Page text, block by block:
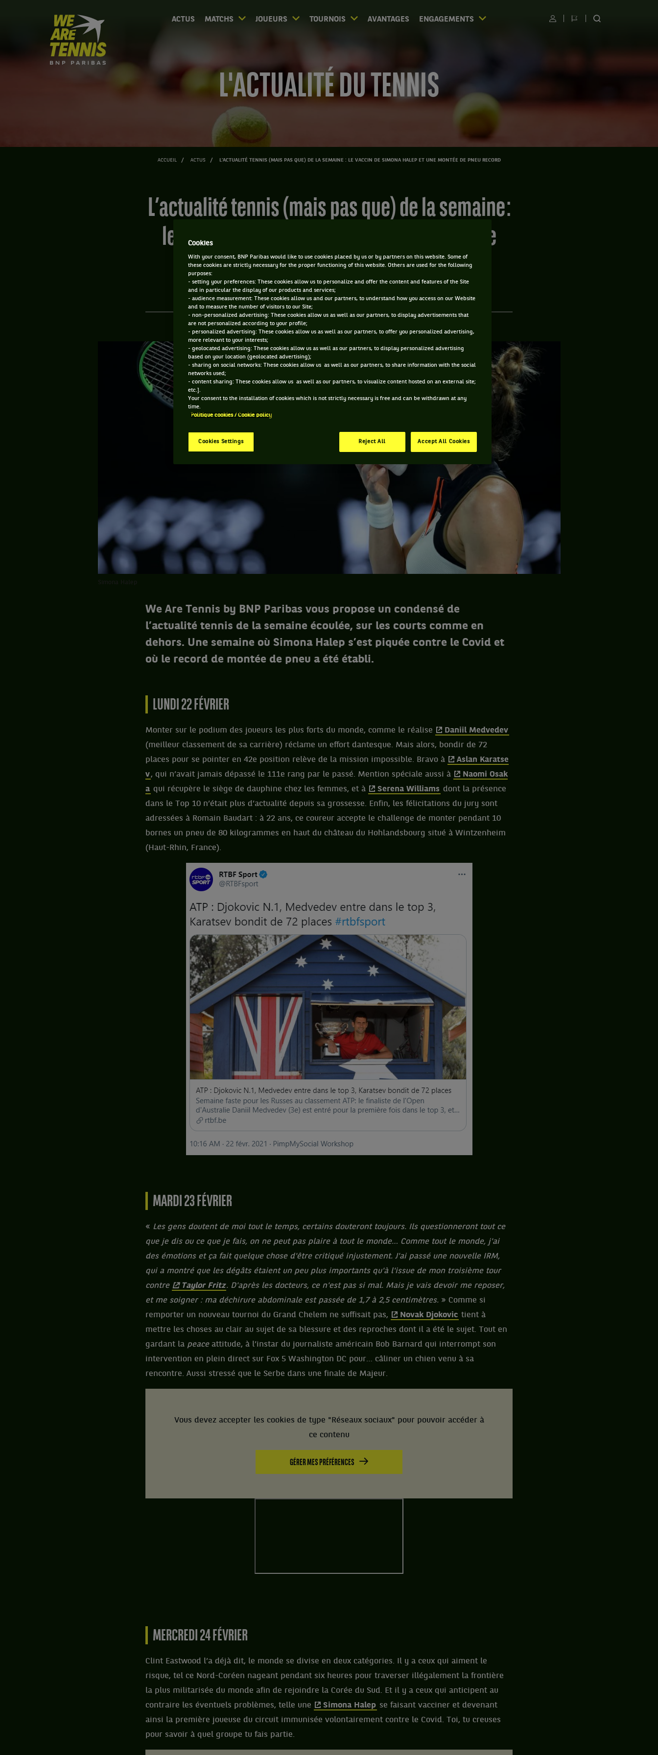
We
are
Tennis
by
BNP
ACTUS MATCHS JOUEURS TOURNOIS AVANTAGES ENGAGEMENTS UtilisateurChangerRECHERCHER
L'ACTUALITÉ DU TENNIS
ACCUEIL ACTUS L’ACTUALITÉ TENNIS (MAIS PAS QUE) DE LA SEMAINE : LE VACCIN DE SIMONA HALEP ET UNE MONTÉE DE PNEU RECORD
L’actualité tennis (mais pas que) de la semaine :
le vaccin de Simona Halep et une montée de
pneu record
2 MARS 2021, 06:00:00
We Are Tennis by BNP Paribas vous propose un condensé de
l’actualité tennis de la semaine écoulée, sur les courts comme en
dehors. Une semaine où Simona Halep s’est piquée contre le Covid et
où le record de montée de pneu a été établi.
LUNDI 22 FÉVRIER
Monter sur le podium des joueurs les plus forts du monde, comme le réalise
Daniil Medvedev
(meilleur classement de sa carrière) réclame un effort dantesque. Mais alors, bondir de 72
places pour se pointer en 42e position relève de la mission impossible. Bravo à
Aslan Karatse
v, qui n’avait jamais dépassé le 111e rang par le passé. Mention spéciale aussi à
Naomi Osak
a qui récupère le siège de dauphine chez les femmes, et à Serena Williams dont la présence
dans le Top 10 n’était plus d’actualité depuis sa grossesse. Enfin, les félicitations du jury sont
adressées à Romain Baudart : à 22 ans, ce coureur accepte le challenge de monter pendant 10
bornes un pneu de 80 kilogrammes en haut du château du Hohlandsbourg situé à Wintzenheim
(Haut-Rhin, France).
MARDI 23 FÉVRIER
« Les gens doutent de moi tout le temps, certains douteront toujours. Ils questionneront tout ce
que je dis ou ce que je fais, on ne peut pas plaire à tout le monde… Comme tout le monde, j'ai
des émotions et ça fait quelque chose d'être critiqué injustement. J'ai passé une nouvelle IRM,
qui a montré que les dégâts étaient un peu plus importants qu'à l'issue de mon troisième tour
contre
Taylor Fritz. D'après les docteurs, ce n'est pas si mal. Mais je vais devoir me reposer,
et me soigner : ma déchirure abdominale est passée de 1,7 à 2,5 centimètres. » Comme si
remporter un nouveau tournoi du Grand Chelem ne suffisait pas,
Novak Djokovic tient à
mettre les choses au clair au sujet de sa blessure et des reproches dont il a été le sujet. Tout en
gardant la peaceattitude, à l’instar du journaliste américain Bob Barnard qui interrompt son
intervention en plein direct sur Fox 5 Washington DC pour… câliner un chien venu à sa
rencontre. Aussi stressé que le Serbe dans une finale de Majeur.
Vous devez accepter les cookies de type "Réseaux sociaux" pour pouvoir accéder à
ce contenu
GÉRER MES PRÉFÉRENCES
MERCREDI 24 FÉVRIER
Clint Eastwood l’a déjà dit, le monde se divise en deux catégories. Il y a ceux qui aiment le
risque, tel ce Nord-Coréen nageant pendant six heures pour traverser illégalement la frontière
la plus militarisée du monde afin de rejoindre la Corée du Sud. Et il y a ceux qui anticipent au
contraire les éventuels problèmes, telle une
Simona Halep se faisant vacciner et devenant
ainsi la première joueuse du circuit immunisée volontairement contre le Covid. Toi, tu creuses
pour savoir à quel groupe tu fais partie.
Cookies
With your consent, BNP Paribas would like to use cookies placed by us or by partners on this website. Some of
these cookies are strictly necessary for the proper functioning of this website. Others are used for the following
purposes:
- setting your preferences: These cookies allow us to personalize and offer the content and features of the Site
and in particular the display of our products and services;
- audience measurement: These cookies allow us and our partners, to understand how you access on our Website
and to measure the number of visitors to our Site;
- non-personalized advertising: These cookies allow us as well as our partners, to display advertisements that
are not personalized according to your profile;
- personalized advertising: These cookies allow us as well as our partners, to offer you personalized advertising,
more relevant to your interests;
- geolocated advertising: These cookies allow us as well as our partners, to display personalized advertising
based on your location (geolocated advertising);
- sharing on social networks: These cookies allow us as well as our partners, to share information with the social
networks used;
- content sharing: These cookies allow us as well as our partners, to visualize content hosted on an external site;
etc.].
Your consent to the installation of cookies which is not strictly necessary is free and can be withdrawn at any
time.
Politique cookies / Cookie policy
Cookies Settings Reject All Accept All Cookies